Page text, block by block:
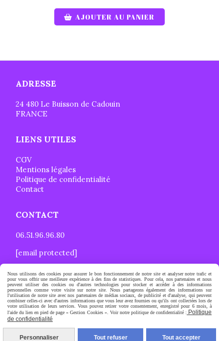
AJOUTER AU PANIER
ADRESSE
24 480 Le Buisson de Cadouin
FRANCE
LIENS UTILES
CGV
Mentions légales
Politique de confidentialité
Contact
CONTACT
06.51.96.96.80
[email protected]
Facebook est désactivé. Autoriser
Mentions Légales
Conditions générales de vente
Politique de confidentialité
Gestion cookies
Créer un site internet
Nous utilisons des cookies pour assurer le bon fonctionnement de notre site et analyser notre trafic et
pour vous offrir une meilleure expérience à des fins de statistiques. Pour cela, nos partenaires et nous
peuvent utiliser des cookies ou d'autres technologies pour stocker et accéder à des informations
personnelles comme votre visite sur notre site. Nous partageons également des informations sur
l'utilisation de notre site avec nos partenaires de médias sociaux, de publicité et d'analyse, qui peuvent
combiner celles-ci avec d'autres informations que vous leur avez fournies ou qu'ils ont collectées lors de
votre utilisation de leurs services. Vous pouvez retirer votre consentement, enregistré pour 6 mois, à
l'aide du lien en pied de page « Gestion Cookies ». Voir notre politique de confidentialité : Politique
de confidentialité
Personnaliser Tout refuser Tout accepter